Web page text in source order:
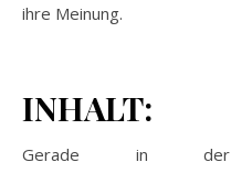
ihre Meinung.
INHALT:
Gerade in der